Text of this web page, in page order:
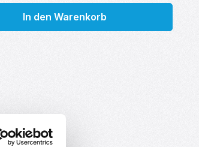
Wert ein oder
In den Warenkorb